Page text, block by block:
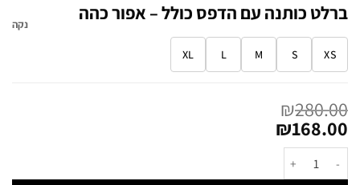
ברלט כותנה עם הדפס כולל – אפור כהה
XS
S
M
L
XL
נקה
₪280.00
₪168.00